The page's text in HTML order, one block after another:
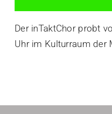
Der inTaktChor probt
Uhr im Kulturraum der